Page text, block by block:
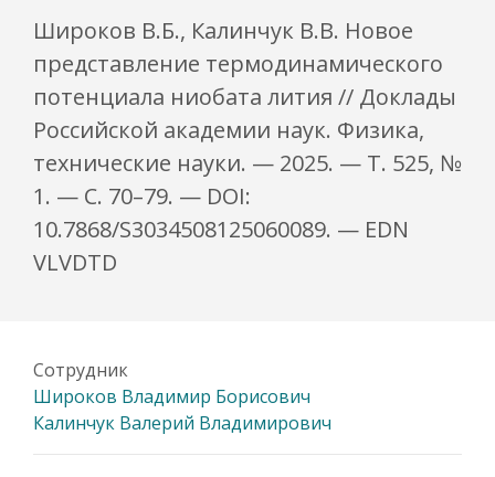
Широков В.Б., Калинчук В.В. Новое
представление термодинамического
потенциала ниобата лития // Доклады
Российской академии наук. Физика,
технические науки. — 2025. — Т. 525, №
1. — С. 70–79. — DOI:
10.7868/S3034508125060089. — EDN
VLVDTD
Сотрудник
Широков Владимир Борисович
Калинчук Валерий Владимирович